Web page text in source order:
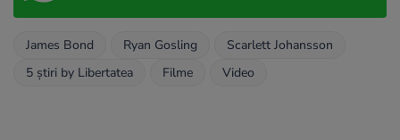
James Bond Ryan Gosling
Scarlett Johansson
5 știri by Libertatea
Filme Video